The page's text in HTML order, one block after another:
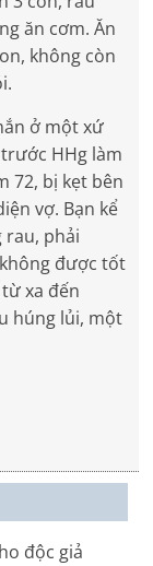
ăn cơm. Ăn
không còn
ở một xứ
HHg làm
72, bị kẹt bên
vợ. Bạn kể
rau, phải
được tốt
xa đến
húng lủi, một
độc giả